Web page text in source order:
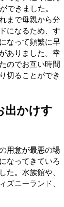
できました。
まで母親から分
になるため、す
なって頻繁に早
ありました。幸
のでお互い時間
切ることができ
出かけす
用意が最悪の場
なってきていろ
。水族館や、
ニーランド、